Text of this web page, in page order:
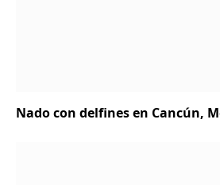
Nado con delfines en Cancún,